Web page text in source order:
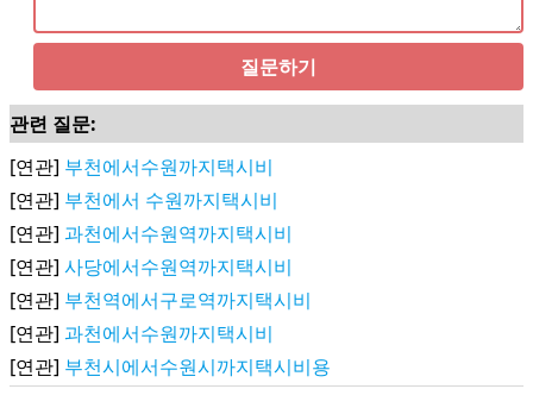
질문하기
관련 질문:
[연관] 부천에서수원까지택시비
[연관] 부천에서 수원까지택시비
[연관] 과천에서수원역까지택시비
[연관] 사당에서수원역까지택시비
[연관] 부천역에서구로역까지택시비
[연관] 과천에서수원까지택시비
[연관] 부천시에서수원시까지택시비용